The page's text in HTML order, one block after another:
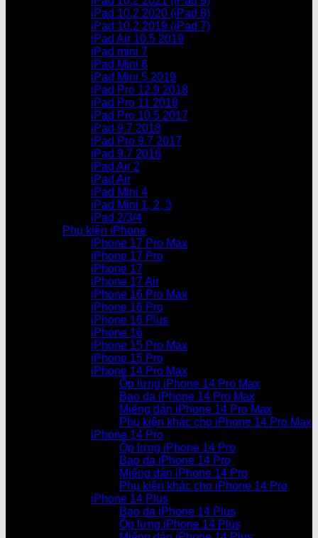
iPad 10.2 2020 (iPad 8)
iPad 10.2 2019 (iPad 7)
iPad Air 10.5 2019
iPad mini 7
iPad Mini 6
iPad Mini 5 2019
iPad Pro 12.9 2018
iPad Pro 11 2018
iPad Pro 10.5 2017
iPad 9.7 2018
iPad Pro 9.7 2017
iPad 9.7 2016
iPad Air 2
iPad Air
iPad Mini 4
iPad Mini 1, 2, 3
iPad 2/3/4
Phụ kiện iPhone
iPhone 17 Pro Max
iPhone 17 Pro
iPhone 17
iPhone 17 Air
iPhone 16 Pro Max
iPhone 16 Pro
iPhone 16 Plus
iPhone 16
iPhone 15 Pro Max
iPhone 15 Pro
iPhone 14 Pro Max
Ốp lưng iPhone 14 Pro Max
Bao da iPhone 14 Pro Max
Miếng dán iPhone 14 Pro Max
Phụ kiện khác cho iPhone 14 Pro Max
iPhone 14 Pro
Ốp lưng iPhone 14 Pro
Bao da iPhone 14 Pro
Miếng dán iPhone 14 Pro
Phụ kiện khác cho iPhone 14 Pro
iPhone 14 Plus
Bao da iPhone 14 Plus
Ốp lưng iPhone 14 Plus